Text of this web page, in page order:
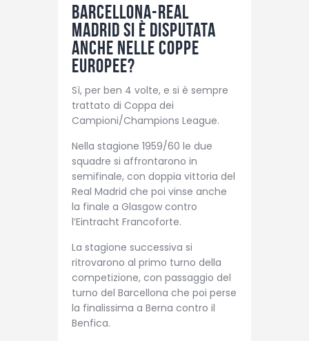
Barcellona-Real
Madrid si è disputata
anche nelle coppe
europee?
Sì, per ben 4 volte, e si è sempre
trattato di Coppa dei
Campioni/Champions League.
Nella stagione 1959/60 le due
squadre si affrontarono in
semifinale, con doppia vittoria del
Real Madrid che poi vinse anche
la finale a Glasgow contro
l’Eintracht Francoforte.
La stagione successiva si
ritrovarono al primo turno della
competizione, con passaggio del
turno del Barcellona che poi perse
la finalissima a Berna contro il
Benfica.